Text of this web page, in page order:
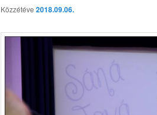
Közzétéve 2018.09.06.